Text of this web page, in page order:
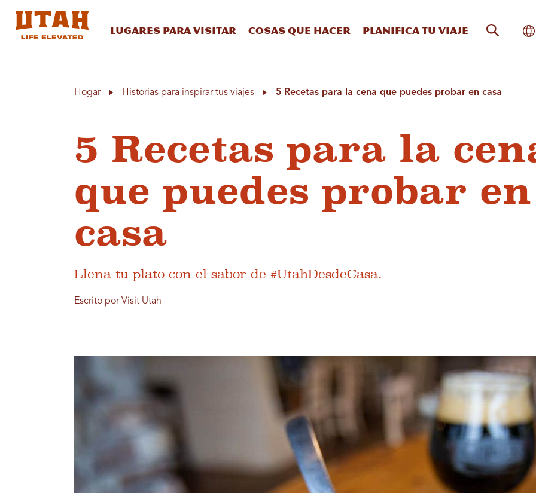
Lugares para visitar Cosas que hacer Planifica tu viaje
Hogar Historias para inspirar tus viajes 5 Recetas para la cena que puedes probar en casa
5 Recetas para la
que puedes probar en
casa
Llena tu plato con el sabor de #UtahDesdeCasa.
Escrito por Visit Utah